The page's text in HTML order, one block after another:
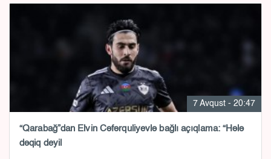
7 Avqust - 20:47
“Qarabağ”dan Elvin Cəfərquliyevlə bağlı açıqlama: “Hələ
dəqiq deyil